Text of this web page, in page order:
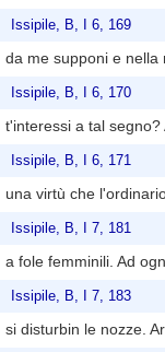
Issipile, B, I 6, 169
da me supponi e nella
Issipile, B, I 6, 170
t'interessi a tal segno?
Issipile, B, I 6, 171
una virtù che
Issipile, B, I 7, 181
a fole femminili. Ad
Issipile, B, I 7, 183
si disturbin le nozze.